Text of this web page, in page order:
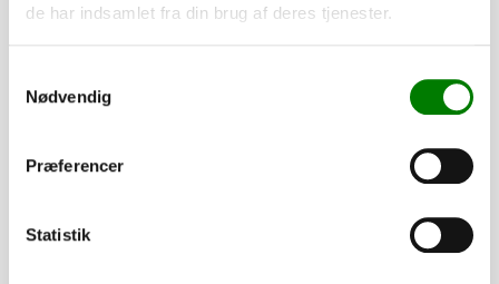
de har indsamlet fra din brug af deres tjenester.
Nødvendig
Præferencer
Statistik
Løbeaksel 750kg, 4H 1855/1380, 716F3